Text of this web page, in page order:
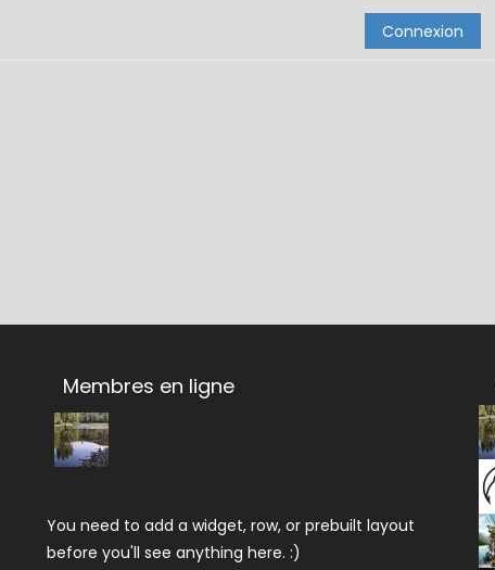
Connexion
Membres en ligne
You need to add a widget, row, or prebuilt layout
before you'll see anything here. :)